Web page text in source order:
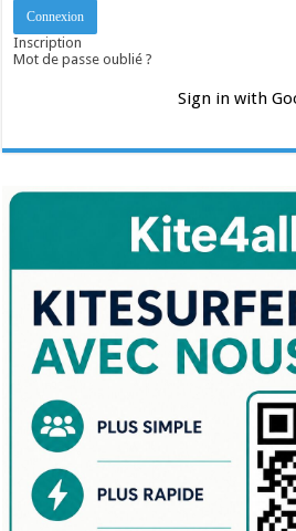
Inscription
Mot de passe oublié ?
Sign in with